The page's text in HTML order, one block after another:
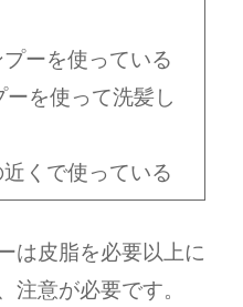
ーを使っている
ーを使って洗髪し
くで使っている
は皮脂を必要以上に
注意が必要です。